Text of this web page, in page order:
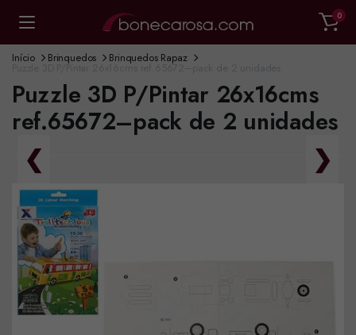
0
Início Brinquedos Brinquedos Rapaz
Puzzle 3D P/Pintar 26x16cms ref.65672–pack de 2 unidades
Puzzle 3D P/Pintar 26x16cms
ref.65672–pack de 2 unidades
❮ ❯